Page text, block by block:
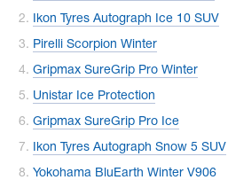
Ikon Tyres Autograph Ice 10 SUV
Pirelli Scorpion Winter
Gripmax SureGrip Pro Winter
Unistar Ice Protection
Gripmax SureGrip Pro Ice
Ikon Tyres Autograph Snow 5 SUV
Yokohama BluEarth Winter V906